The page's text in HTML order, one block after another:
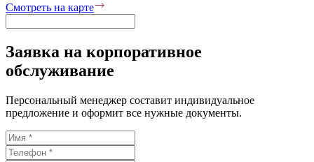
Смотреть на карте
Заявка на корпоративное
обслуживание
Персональный менеджер составит индивидуальное
предложение и оформит все нужные документы.